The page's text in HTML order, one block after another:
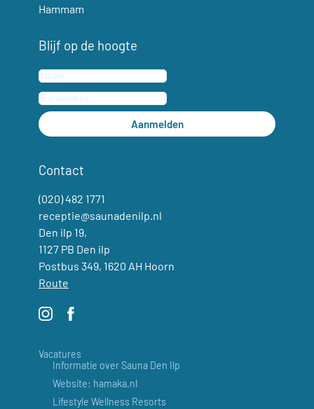
Hammam
Blijf op de hoogte
Aanmelden
Contact
(020) 482 1771
receptie@saunadenilp.nl
Den ilp 19,
1127 PB Den ilp
Postbus 349, 1620 AH Hoorn
Route
Vacatures
Informatie over Sauna Den Ilp
Website: hamaka.nl
Lifestyle Wellness Resorts